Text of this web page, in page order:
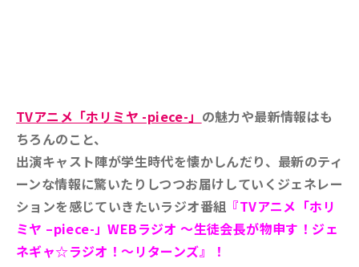
TVアニメ「ホリミヤ -piece-」 の魅力や最新情報はも
ちろんのこと、
出演キャスト陣が学生時代を懐かしんだり、最新のティ
ーンな情報に驚いたりしつつお届けしていくジェネレー
ションを感じていきたいラジオ番組 『TVアニメ「ホリ
ミヤ –piece-」WEBラジオ ～生徒会長が物申す！ジェ
ネギャ☆ラジオ！～リターンズ』！